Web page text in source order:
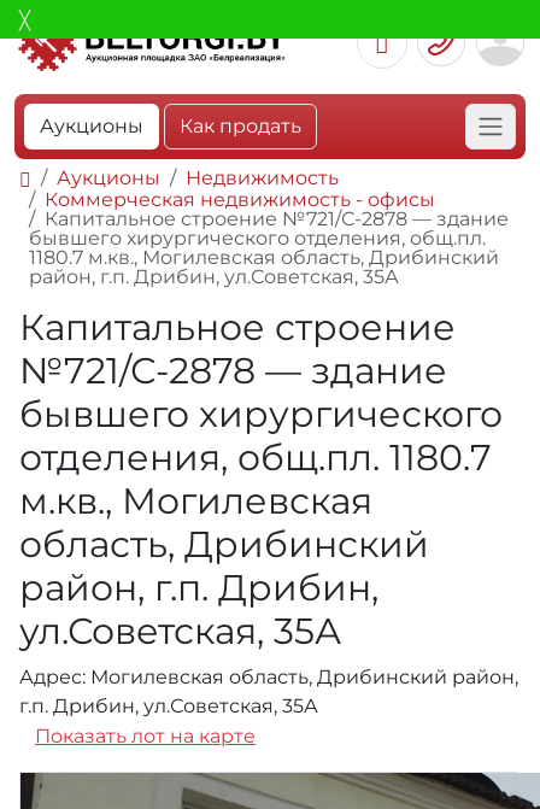
Аукционы Как продать
Аукционы
Недвижимость
Коммерческая недвижимость - офисы
Капитальное строение №721/С-2878 — здание
бывшего хирургического отделения, общ.пл.
1180.7 м.кв., Могилевская область, Дрибинский
район, г.п. Дрибин, ул.Советская, 35А
Капитальное строение
№721/С-2878 — здание
бывшего хирургического
отделения, общ.пл. 1180.7
м.кв., Могилевская
область, Дрибинский
район, г.п. Дрибин,
ул.Советская, 35А
Адрес: Могилевская область, Дрибинский район,
г.п. Дрибин, ул.Советская, 35А
Показать лот на карте